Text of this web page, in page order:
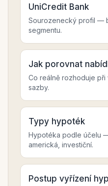
UniCredit Bank
Sourozenecký profil —
segmentu.
Jak porovnat
Co reálně rozhoduje
sazby.
Typy hypoték
Hypotéka podle účelu
americká, investiční.
Postup vyřízení